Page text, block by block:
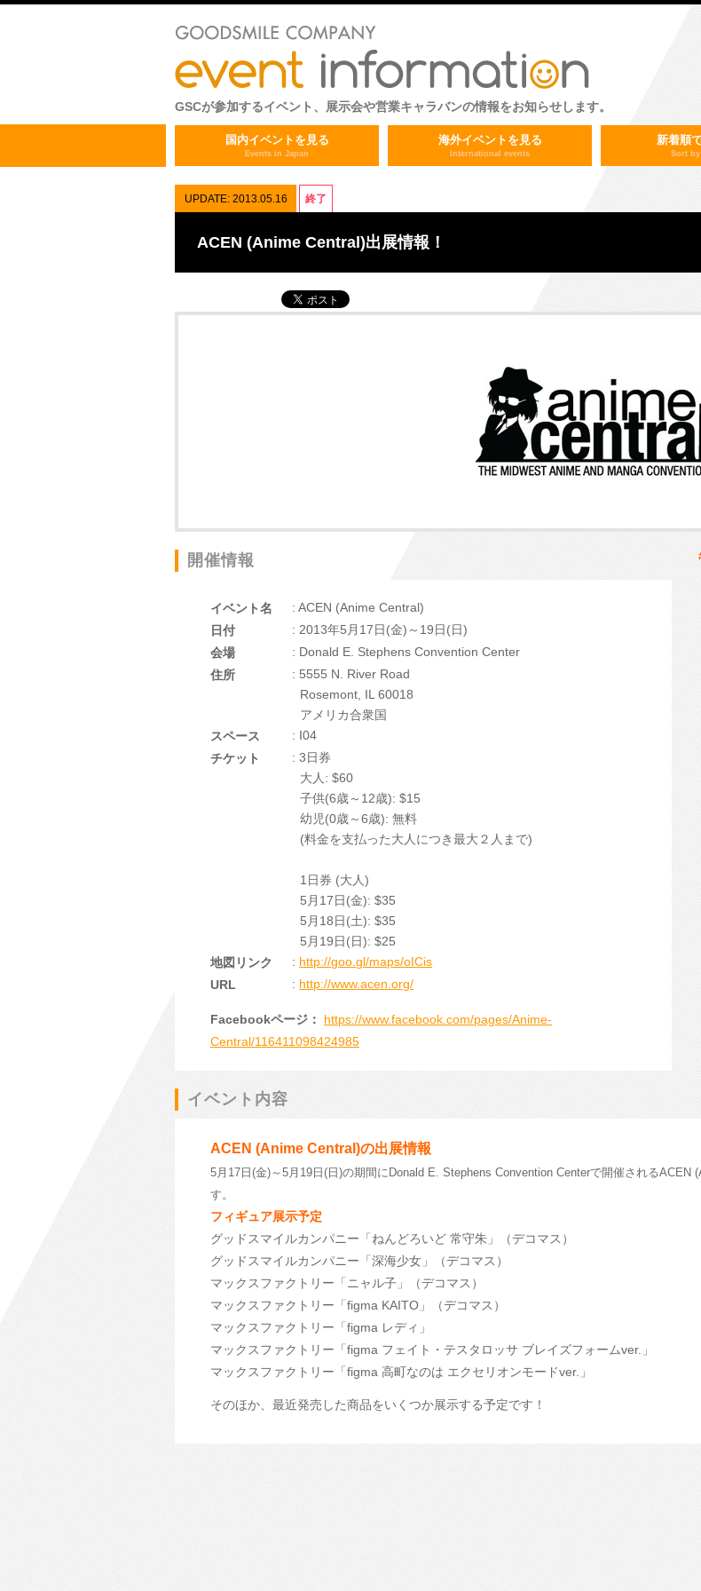
GSCが参加するイベント、展示会や営業キャラバンの情報をお知らせします。
国内イベントを見る
Events in Japan
海外イベントを見る
International events
新着順
Sort
UPDATE: 2013.05.16 終了
ACEN (Anime Central)出展情報！
開催情報
イベント名
: ACEN (Anime Central)
日付
: 2013年5月17日(金)～19日(日)
会場
: Donald E. Stephens Convention Center
住所
: 5555 N. River Road
Rosemont, IL 60018
アメリカ合衆国
スペース
: I04
チケット
: 3日券
大人: $60
子供(6歳～12歳): $15
幼児(0歳～6歳): 無料
(料金を支払った大人につき最大２人まで)
1日券 (大人)
5月17日(金): $35
5月18日(土): $35
5月19日(日): $25
地図リンク
: http://goo.gl/maps/oICis
URL
: http://www.acen.org/
Facebookページ： https://www.facebook.com/pages/Anime-
Central/116411098424985
イベント内容
ACEN (Anime Central)の出展情報
5月17日(金)～5月19日(日)の期間にDonald E. Stephens Convention Centerで開催されるACEN
す。
フィギュア展示予定
グッドスマイルカンパニー「ねんどろいど 常守朱」（デコマス）
グッドスマイルカンパニー「深海少女」（デコマス）
マックスファクトリー「ニャル子」（デコマス）
マックスファクトリー「figma KAITO」（デコマス）
マックスファクトリー「figma レディ」
マックスファクトリー「figma フェイト・テスタロッサ ブレイズフォームver.」
マックスファクトリー「figma 高町なのは エクセリオンモードver.」
そのほか、最近発売した商品をいくつか展示する予定です！